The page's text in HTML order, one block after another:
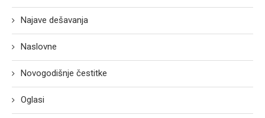
Najave dešavanja
Naslovne
Novogodišnje čestitke
Oglasi